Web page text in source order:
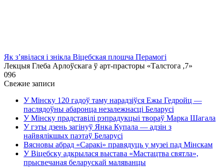
Як з’явілася і знікла Віцебская плошча Перамогі
Лекцыя Глеба Арлоўскага ў арт-прасторы «Талстога ,7»
096
Свежие записи
У Мінску 120 гадоў таму нарадзіўся Ежы Гедройц —
паслядоўны абаронца незалежнасці Беларусі
У Мінску прадставілі рэпрадукцыі твораў Марка Шагала
У гэты дзень загінуў Янка Купала — адзін з
найвялікшых паэтаў Беларусі
Вясновы абрад «Саракі» правядуць у музеі пад Мінскам
У Віцебску адкрылася выстава «Мастацтва святла»,
прысвечаная беларускай маляванцы